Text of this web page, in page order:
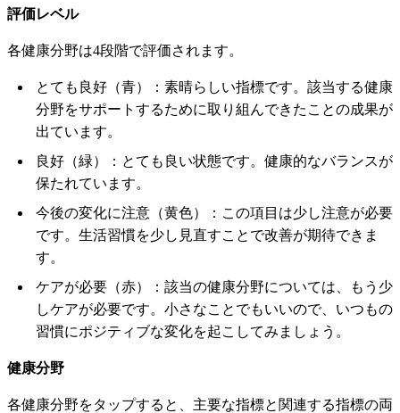
評価レベル
各健康分野は4段階で評価されます。
とても良好（青）：素晴らしい指標です。該当する健康
分野をサポートするために取り組んできたことの成果が
出ています。
良好（緑）：とても良い状態です。健康的なバランスが
保たれています。
今後の変化に注意（黄色）：この項目は少し注意が必要
です。生活習慣を少し見直すことで改善が期待できま
す。
ケアが必要（赤）：該当の健康分野については、もう少
しケアが必要です。小さなことでもいいので、いつもの
習慣にポジティブな変化を起こしてみましょう。
健康分野
各健康分野をタップすると、主要な指標と関連する指標の両